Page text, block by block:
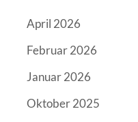
April 2026
Februar 2026
Januar 2026
Oktober 2025